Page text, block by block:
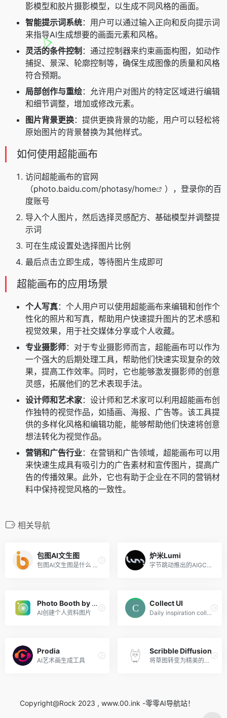
影模型和胶片摄影模型，以生成不同风格的画面。
智能提示词系统：用户可以通过输入正向和反向提示词
来指导AI生成想要的画面元素和风格。
灵活的条件控制 ：通过控制器来约束画面构图，如动作
捕捉、景深、轮廓控制等，确保生成图像的质量和风格
符合预期。
局部创作与重绘：允许用户对图片的特定区域进行编辑
和细节调整，增加或修改元素。
图片背景更换：提供更换背景的功能，用户可以轻松将
原始图片的背景替换为其他样式。
如何使用超能画布
访问超能画布的官网
（photo.baidu.com/photasy/home
），登录你的百
度账号
导入个人图片，然后选择灵感配方、基础模型并调整提
示词
可在生成设置处选择图片比例
最后点击立即生成，等待图片生成即可
超能画布的应用场景
个人写真：个人用户可以使用超能画布来编辑和创作个
性化的照片和写真，帮助用户快速提升图片的艺术感和
视觉效果，用于社交媒体分享或个人收藏。
专业摄影师：对于专业摄影师而言，超能画布可以作为
一个强大的后期处理工具，帮助他们快速实现复杂的效
果，提高工作效率。同时，它也能够激发摄影师的创意
灵感，拓展他们的艺术表现手法。
设计师和艺术家：设计师和艺术家可以利用超能画布创
作独特的视觉作品，如插画、海报、广告等。该工具提
供的多样化风格和编辑功能，能够帮助他们快速将创意
想法转化为视觉作品。
营销和广告行业：在营销和广告领域，超能画布可以用
来快速生成具有吸引力的广告素材和宣传图片，提高广
告的传播效果。此外，它也有助于企业在不同的营销材
料中保持视觉风格的一致性。
相关导航
包图AI文生图
包图AI文生图是什么 包图AI文...
炉米Lumi
字节跳动推出的AIGC图像创作平台
Photo Booth by Magic Studio
AI创建个人资料图片
Collect UI
Daily inspiration collected from daily ui archive and beyond.
Prodia
AI艺术画生成工具
Scribble Diffusion
将草图转变为精美的插画
Copyright@Rock 2023 , www.00.ink -零零AI导航站！